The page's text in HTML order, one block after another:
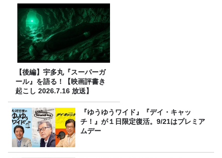
＞
【後編】宇多丸『スーパーガ
ール』を語る！【映画評書き
起こし 2026.7.16 放送】
『ゆうゆうワイド』『デイ・キャッ
チ！』が１日限定復活。9/21はプレミア
ムデー